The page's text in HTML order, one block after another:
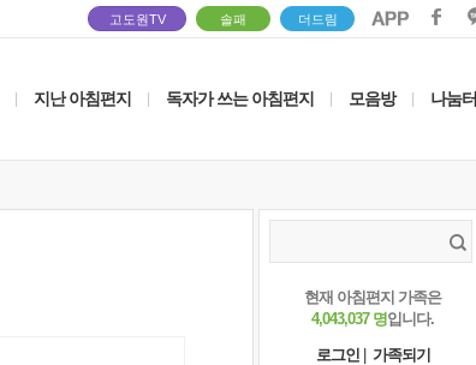
고도원TV 솔패 더드림
지난 아침편지 독자가 쓰는 아침편지 모음방 나눔터
현재 아침편지 가족은
4,043,037 명입니다.
로그인
가족되기